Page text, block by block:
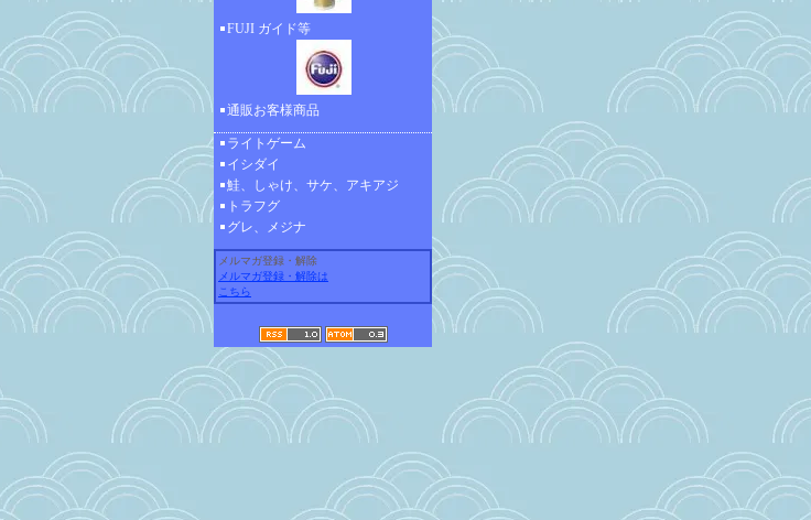
FUJI ガイド等
通販お客様商品
ライトゲーム
イシダイ
鮭、しゃけ、サケ、アキアジ
トラフグ
グレ、メジナ
メルマガ登録・解除
メルマガ登録・解除は
こちら